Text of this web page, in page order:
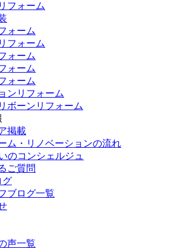
フォーム
ォーム
フォーム
ォーム
ォーム
ォーム
ンリフォーム
ボーンリフォーム
掲載
ム・リノベーションの流れ
のコンシェルジュ
ご質問
グ
ブログ一覧
声一覧